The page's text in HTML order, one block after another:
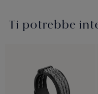
Ti potrebbe